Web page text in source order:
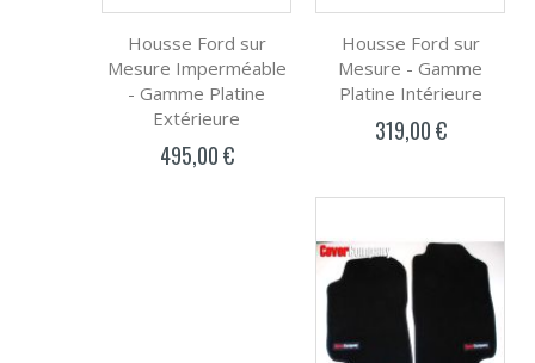
Housse Ford sur
Mesure Imperméable
- Gamme Platine
Extérieure
495,00 €
Housse Ford sur
Mesure - Gamme
Platine Intérieure
319,00 €